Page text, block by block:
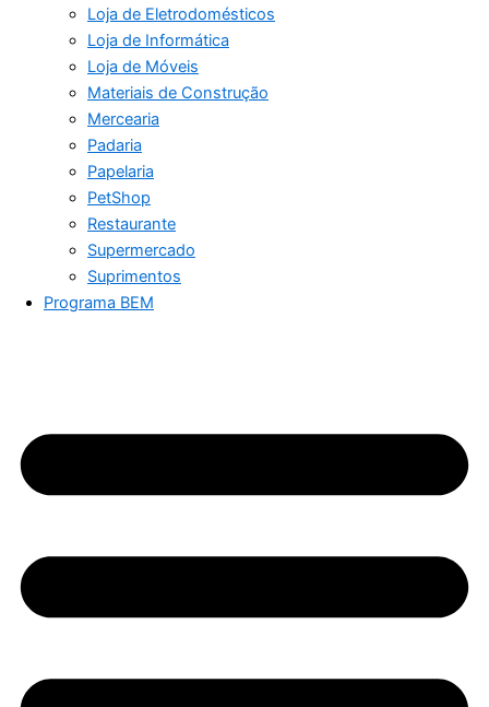
Loja de Eletrodomésticos
Loja de Informática
Loja de Móveis
Materiais de Construção
Mercearia
Padaria
Papelaria
PetShop
Restaurante
Supermercado
Suprimentos
Programa BEM